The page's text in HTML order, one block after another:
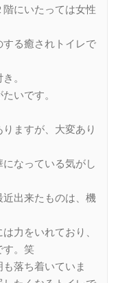
にいたっては女性
る癒されトイレで
。
いです。
ますが、大変あり
なっている気がし
出来たものは、機
力をいれており、
す。笑
落ち着いていま